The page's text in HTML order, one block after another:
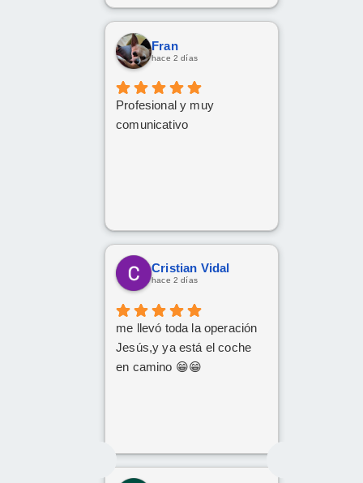
Fran
hace 2 días
Profesional y muy
comunicativo
Cristian Vidal
hace 2 días
me llevó toda la operación
Jesús,y ya está el coche
en camino 😁😁